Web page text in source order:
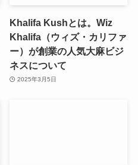
Khalifa Kushとは。Wiz
Khalifa（ウィズ・カリファ
ー）が創業の人気大麻ビジ
ネスについて
2025年3月5日